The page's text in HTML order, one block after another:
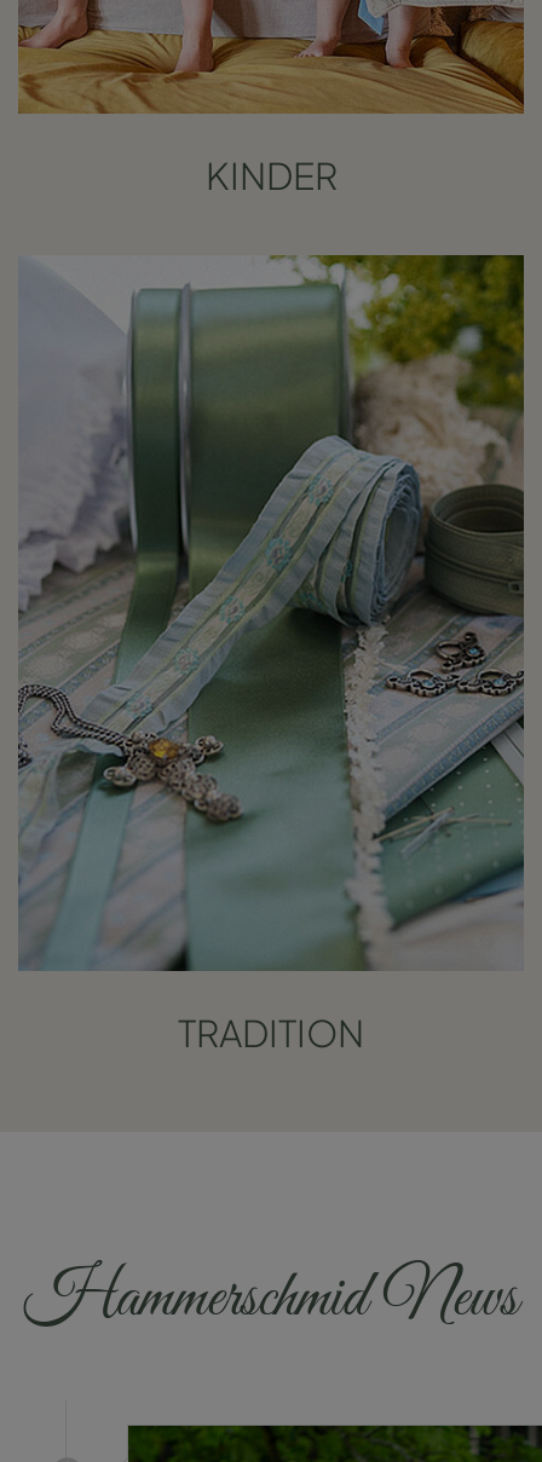
KINDER
TRADITION
Hammerschmid News